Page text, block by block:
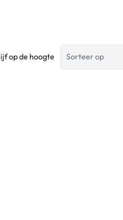
op de hoogte Sorteer op